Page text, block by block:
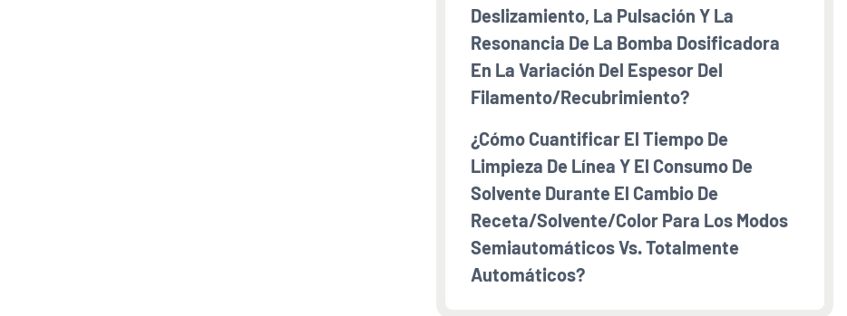
Deslizamiento, La Pulsación Y La
Resonancia De La Bomba Dosificadora
En La Variación Del Espesor Del
Filamento/recubrimiento?
¿Cómo Cuantificar El Tiempo De
Limpieza De Línea Y El Consumo De
Solvente Durante El Cambio De
Receta/solvente/color Para Los Modos
Semiautomáticos Vs. Totalmente
Automáticos?